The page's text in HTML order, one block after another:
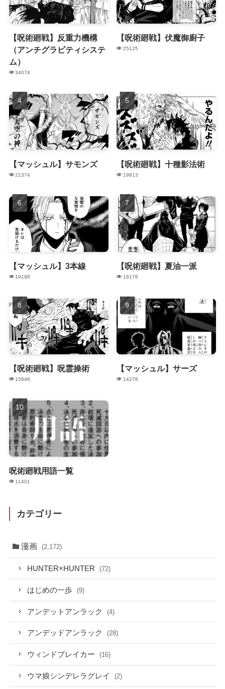
【呪術廻戦】反重力機構
（アンチグラビティシステ
ム）
34074
【呪術廻戦】伏魔御廚子
25125
【マッシュル】サモンズ
21374
【呪術廻戦】十種影法術
19813
【マッシュル】3本線
19198
【呪術廻戦】夏油一派
16176
【呪術廻戦】呪霊操術
15846
【マッシュル】サーズ
14276
呪術廻戦用語一覧
11401
カテゴリー
漫画 (2,172)
HUNTER×HUNTER (72)
はじめの一歩 (9)
アンデットアンラック (4)
アンデッドアンラック (28)
ウィンドブレイカー (16)
ウマ娘シンデレラグレイ (2)